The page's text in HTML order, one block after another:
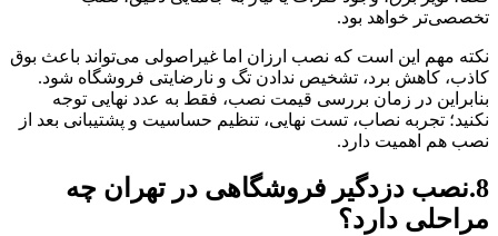
تخصصی‌تر خواهد بود.
نکته مهم این است که نصب ارزان اما غیراصولی می‌تواند باعث بوق
کاذب، کاهش برد، تشخیص ندادن تگ و نارضایتی فروشگاه شود.
بنابراین در زمان بررسی قیمت نصب، فقط به عدد نهایی توجه
نکنید؛ تجربه نصاب، تست نهایی، تنظیم حساسیت و پشتیبانی بعد از
نصب هم اهمیت دارد.
8.نصب دزدگیر فروشگاهی در تهران چه
مراحلی دارد؟